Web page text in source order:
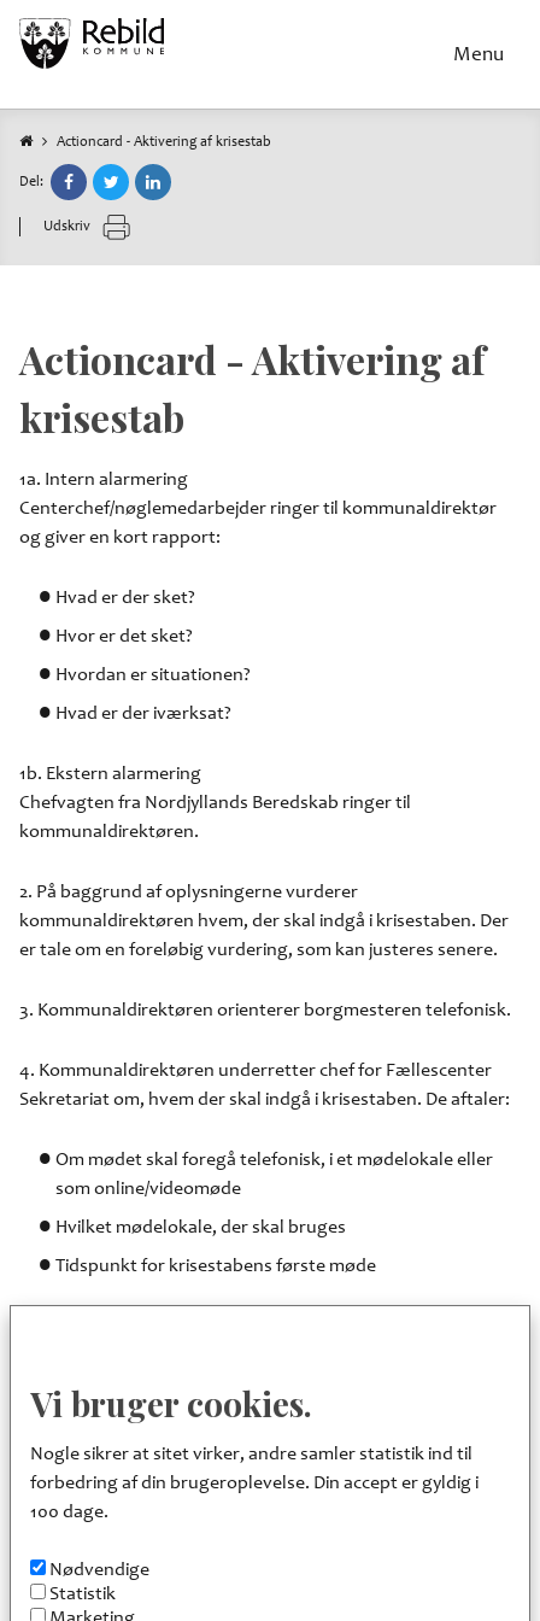
hovedindhold
Menu
Brødkrumme
Actioncard - Aktivering af krisestab
Del:
Udskriv
Actioncard - Aktivering af
krisestab
1a. Intern alarmering
Centerchef/nøglemedarbejder ringer til kommunaldirektør
og giver en kort rapport:
Hvad er der sket?
Hvor er det sket?
Hvordan er situationen?
Hvad er der iværksat?
1b. Ekstern alarmering
Chefvagten fra Nordjyllands Beredskab ringer til
kommunaldirektøren.
2. På baggrund af oplysningerne vurderer
kommunaldirektøren hvem, der skal indgå i krisestaben. Der
er tale om en foreløbig vurdering, som kan justeres senere.
3. Kommunaldirektøren orienterer borgmesteren telefonisk.
4. Kommunaldirektøren underretter chef for Fællescenter
Sekretariat om, hvem der skal indgå i krisestaben. De aftaler:
Om mødet skal foregå telefonisk, i et mødelokale eller
som online/videomøde
Hvilket mødelokale, der skal bruges
Tidspunkt for krisestabens første møde
at modtageren kvitterer for modtagelsen.
6. Chef for Fællescenter Sekretariat indkalder den
medarbejder, der indgår i støttefunktionen som logbogsfører
støttefunktionen som informationskoordinator.
Hvis situationen er akut og krisestaben er omfattende, vil
Vi bruger cookies.
Nogle sikrer at sitet virker, andre samler statistik ind til
forbedring af din brugeroplevelse. Din accept er gyldig i
100 dage.
Nødvendige
Statistik